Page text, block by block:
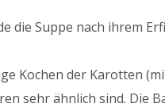
die Suppe nach ihrem
Kochen der Karotten
sehr ähnlich sind. Die